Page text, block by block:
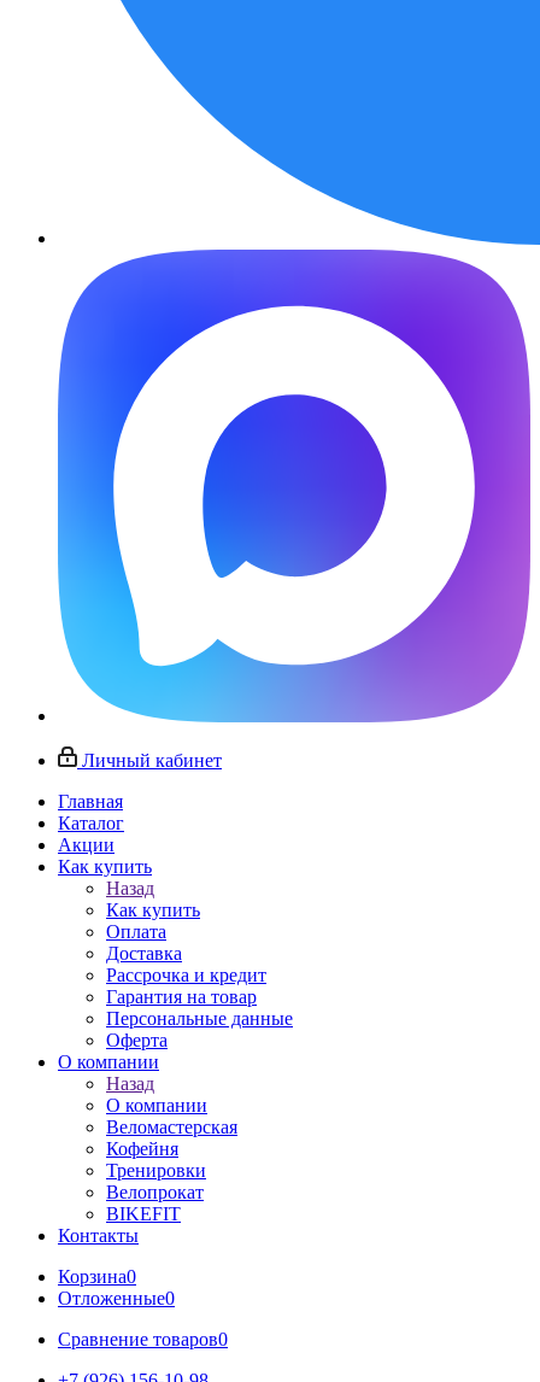
Личный кабинет
Главная
Каталог
Акции
Как купить
Назад
Как купить
Оплата
Доставка
Рассрочка и кредит
Гарантия на товар
Персональные данные
Оферта
О компании
Назад
О компании
Веломастерская
Кофейня
Тренировки
Велопрокат
BIKEFIT
Контакты
Корзина0
Отложенные0
Сравнение товаров0